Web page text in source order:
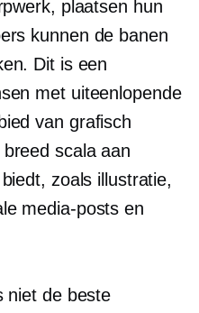
plaatsen hun
kunnen de banen
Dit is een
met uiteenlopende
van grafisch
scala aan
zoals illustratie,
media-posts en
niet de beste